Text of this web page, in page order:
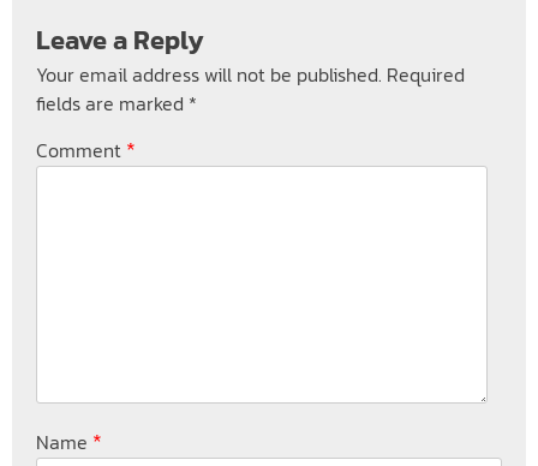
Leave a Reply
Your email address will not be published. Required
fields are marked *
Comment *
Name *